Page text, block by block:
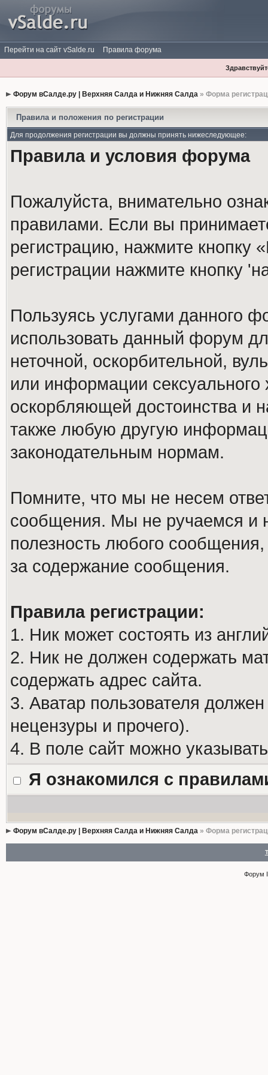
Перейти на сайт vSalde.ru Правила форума
Форум вСалде.ру | Верхняя Салда и Нижняя Салда» Форма
Правила и положения по регистрации
Для продолжения регистрации вы должны принять нижеследующее:
Правила и условия форума
Пожалуйста, внимательно
правилами. Если вы
регистрацию, нажмите кнопку
регистрации нажмите кнопку
Пользуясь услугами данного
использовать данный форум
неточной, оскорбительной,
или информации
оскорбляющей достоинства и
также любую другую
законодательным нормам.
Помните, что мы не несем
сообщения. Мы не ручаемся и
полезность любого
за содержание сообщения.
Правила регистрации:
1. Ник может состоять из
2. Ник не должен содержать
содержать адрес сайта.
3. Аватар пользователя
нецензуры и прочего).
4. В поле сайт можно
Я ознакомился с
Форум вСалде.ру | Верхняя Салда и Нижняя Салда» Форма
Форум